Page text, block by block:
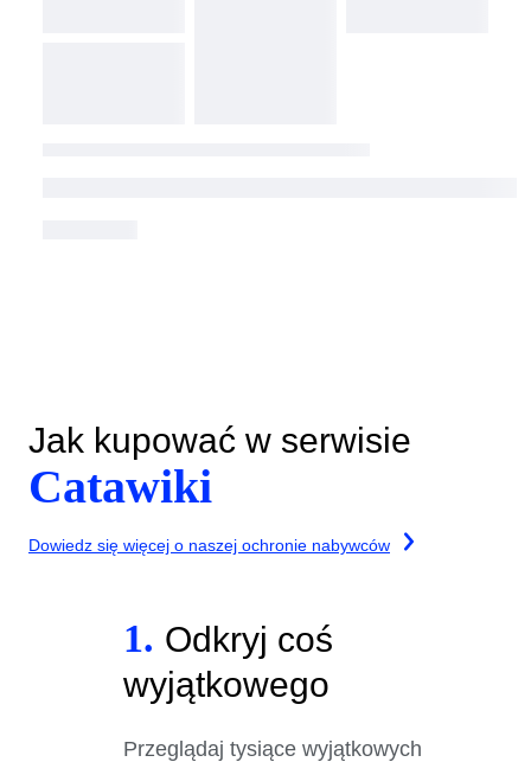
Jak kupować w serwisie
Catawiki
Dowiedz się więcej o naszej ochronie nabywców
1. Odkryj coś
wyjątkowego
Przeglądaj tysiące wyjątkowych